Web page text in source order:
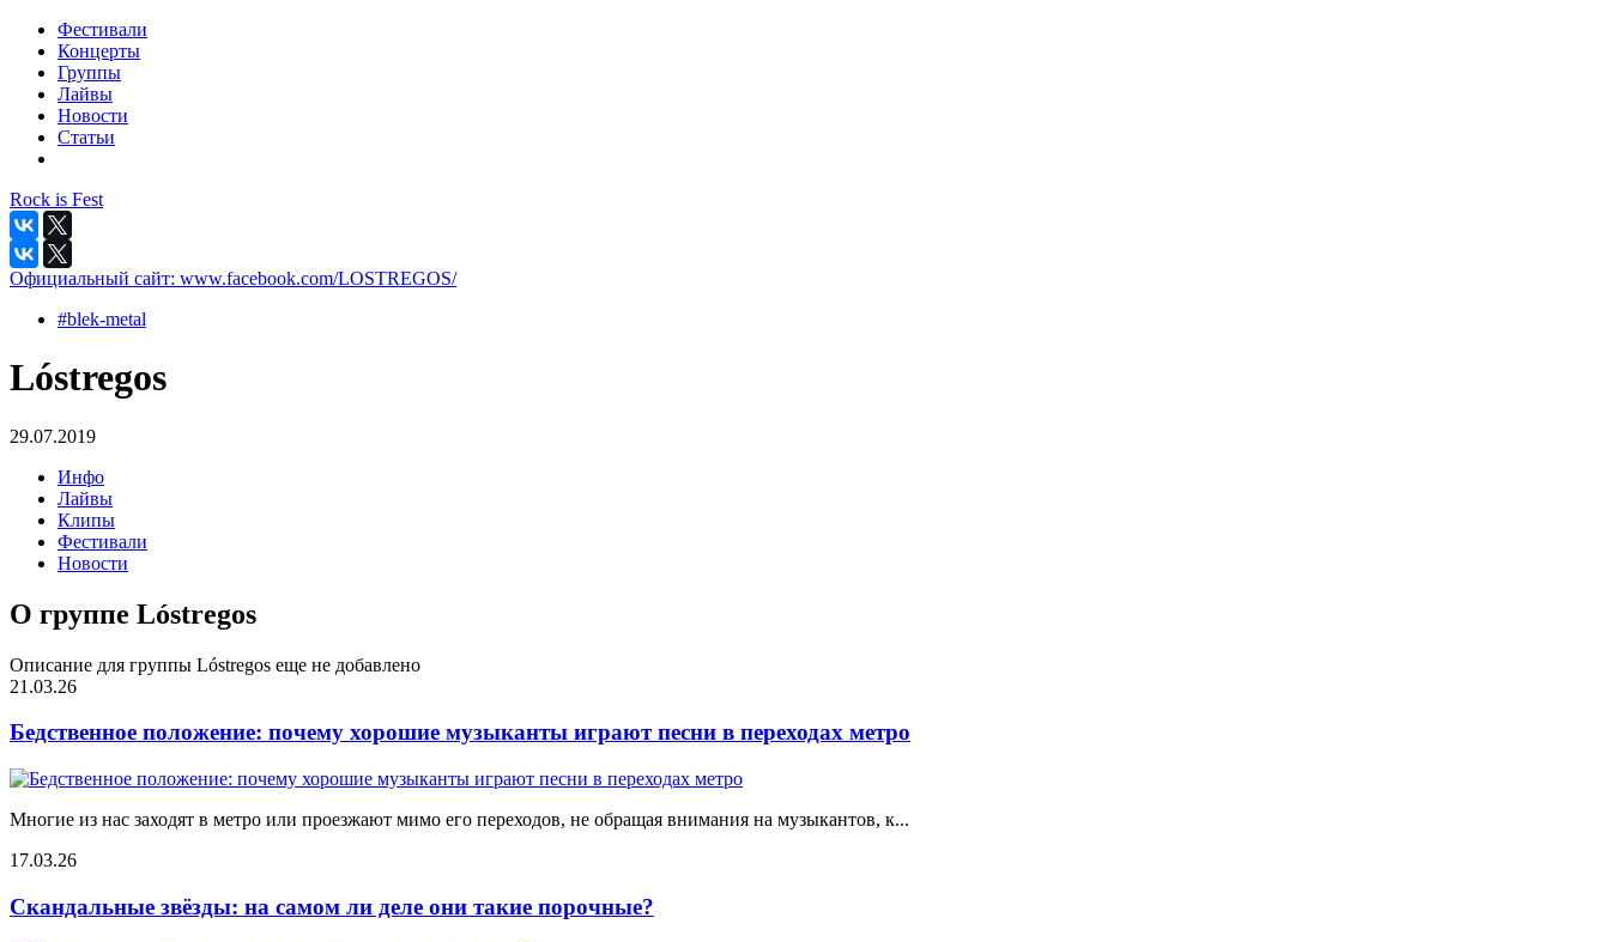
Фестивали
Концерты
Группы
Лайвы
Новости
Статьи
Rock is Fest
Официальный сайт: www.facebook.com/LOSTREGOS/
#blek-metal
Lóstregos
29.07.2019
Инфо
Лайвы
Клипы
Фестивали
Новости
О группе Lóstregos
Описание для группы Lóstregos еще не добавлено
21.03.26
Бедственное положение: почему хорошие музыканты играют песни в переходах метро
Многие из нас заходят в метро или проезжают мимо его переходов, не обращая внимания на музыкантов, к...
17.03.26
Скандальные звёзды: на самом ли деле они такие порочные?